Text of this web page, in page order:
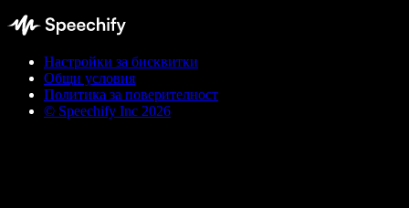
Настройки за бисквитки
Общи условия
Политика за поверителност
© Speechify Inc 2026